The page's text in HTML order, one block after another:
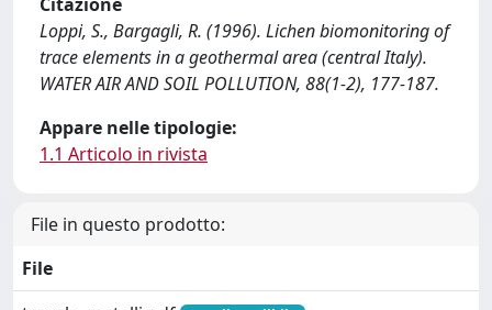
Loppi, S., Bargagli, R. (1996). Lichen biomonitoring of
trace elements in a geothermal area (central Italy).
WATER AIR AND SOIL POLLUTION, 88(1-2), 177-187.
Appare nelle tipologie:
1.1 Articolo in rivista
File in questo prodotto:
File